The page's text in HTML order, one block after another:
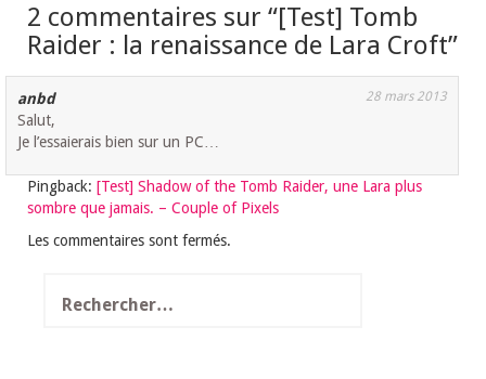
2 commentaires sur “[Test] Tomb
Raider : la renaissance de Lara Croft”
anbd 28 mars 2013
Salut,
Je l’essaierais bien sur un PC…
Pingback: [Test] Shadow of the Tomb Raider, une Lara plus
sombre que jamais. – Couple of Pixels
Les commentaires sont fermés.